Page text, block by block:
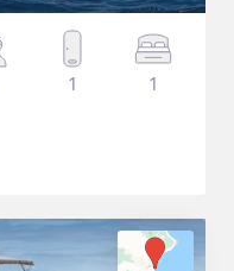
1 1